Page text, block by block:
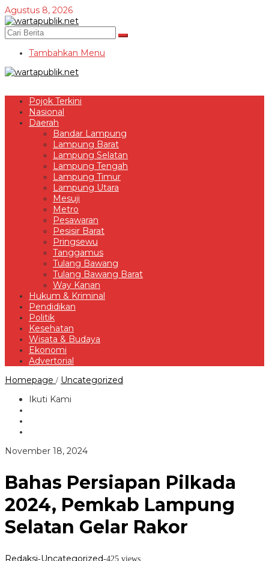
Lewati
ke
konten
Agustus 8, 2026
Tambahkan Menu
Pojok Terkini
Nasional
Daerah
Bandar Lampung
Lampung Barat
Lampung Selatan
Lampung Tengah
Lampung Timur
Lampung Utara
Mesuji
Metro
Pesawaran
Pesisir Barat
Pringsewu
Tanggamus
Tulang Bawang
Tulang Bawang Barat
Way Kanan
Hukum & Kriminal
Pendidikan
Politik
Kesehatan
Wisata & Budaya
Ekonomi
Advertorial
Homepage / Uncategorized
Ikuti Kami
November 18, 2024oleh
Bahas Persiapan Pilkada
2024, Pemkab Lampung
Selatan Gelar Rakor
Redaksi-Uncategorized-425 views